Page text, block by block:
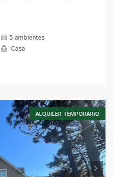
5 ambientes
Casa
ALQUILER TEMPORARIO